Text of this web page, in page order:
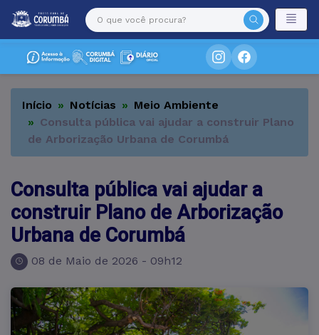
Início Notícias
Meio Ambiente
Consulta pública vai ajudar a construir Plano
de Arborização Urbana de Corumbá
Consulta pública vai ajudar a
construir Plano de Arborização
Urbana de Corumbá
08 de Maio de 2026 - 09h12